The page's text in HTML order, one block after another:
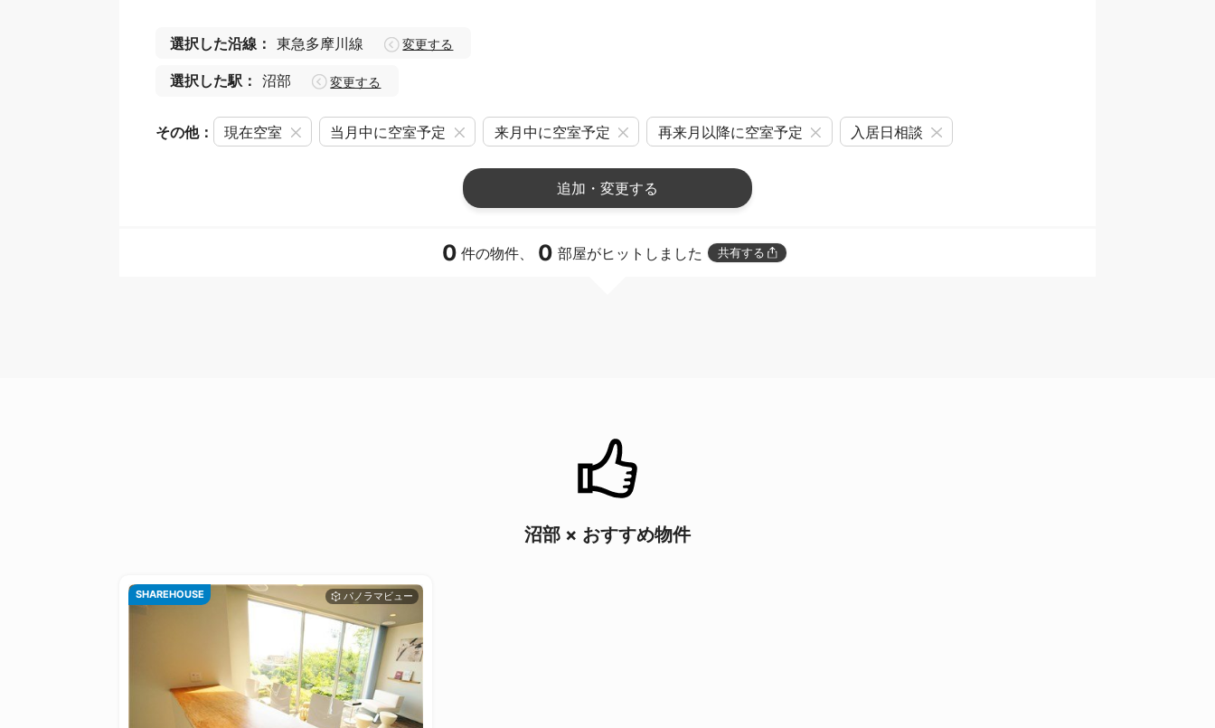
選択した沿線： 東急多摩川線 変更する
選択した駅： 沼部 変更する
その他： 現在空室 当月中に空室予定 来月中に空室予定 再来月以降に空室予定 入居日相談
追加・変更する
0 件の物件、 0 部屋がヒットしました 共有する
沼部 × おすすめ物件
SHAREHOUSE